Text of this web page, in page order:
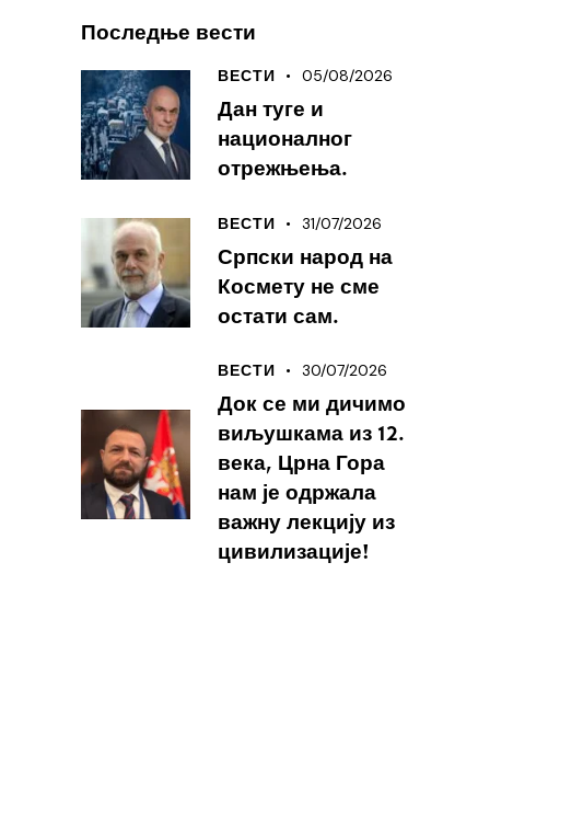
Последње вести
ВЕСТИ 05/08/2026
Дан туге и
националног
отрежњења.
ВЕСТИ 31/07/2026
Српски народ на
Космету не сме
остати сам.
ВЕСТИ 30/07/2026
Док се ми дичимо
виљушкама из 12.
века, Црна Гора
нам је одржала
важну лекцију из
цивилизације!